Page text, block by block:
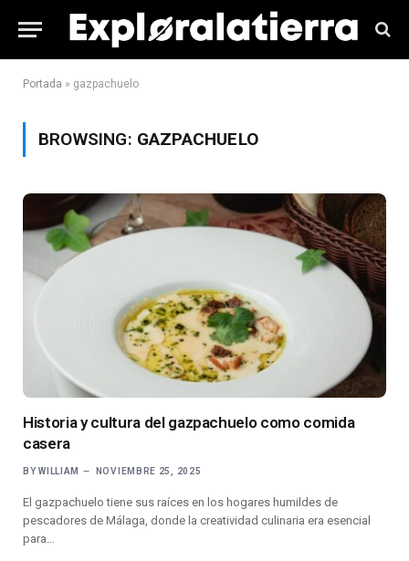
Portada » gazpachuelo
BROWSING: GAZPACHUELO
Historia y cultura del gazpachuelo como comida
casera
BY WILLIAM NOVIEMBRE 25, 2025
El gazpachuelo tiene sus raíces en los hogares humildes de
pescadores de Málaga, donde la creatividad culinaria era esencial
para…